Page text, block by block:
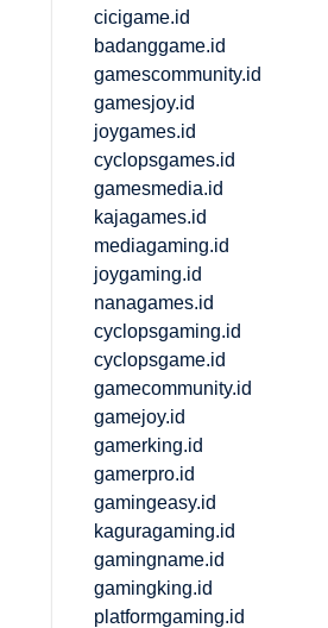
cicigame.id
badanggame.id
gamescommunity.id
gamesjoy.id
joygames.id
cyclopsgames.id
gamesmedia.id
kajagames.id
mediagaming.id
joygaming.id
nanagames.id
cyclopsgaming.id
cyclopsgame.id
gamecommunity.id
gamejoy.id
gamerking.id
gamerpro.id
gamingeasy.id
kaguragaming.id
gamingname.id
gamingking.id
platformgaming.id